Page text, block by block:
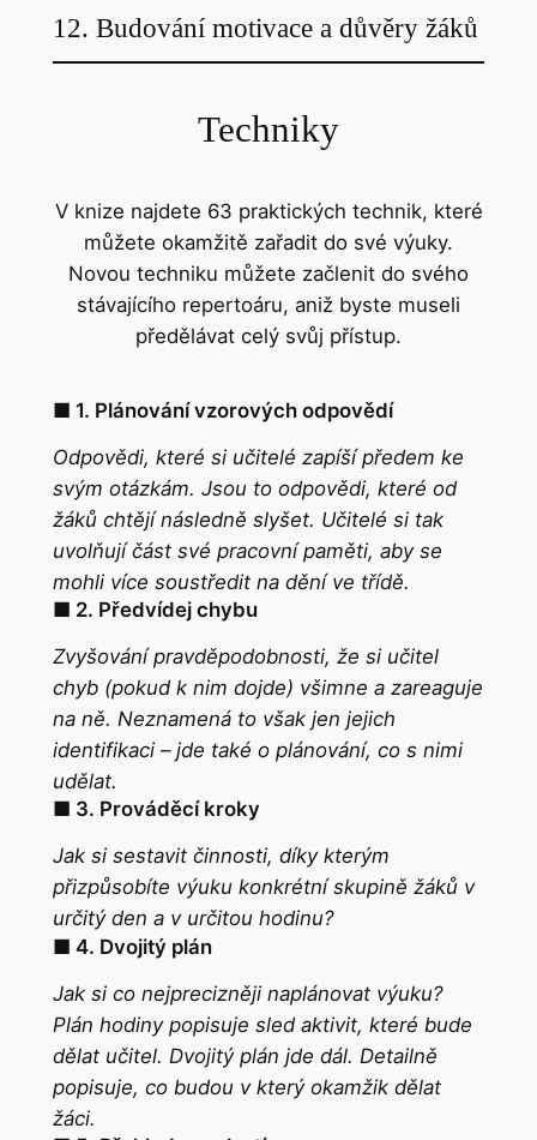
12. Budování motivace a důvěry žáků
Techniky
V knize najdete 63 praktických technik, které
můžete okamžitě zařadit do své výuky.
Novou techniku můžete začlenit do svého
stávajícího repertoáru, aniž byste museli
předělávat celý svůj přístup.
■ 1. Plánování vzorových odpovědí
Odpovědi, které si učitelé zapíší předem ke
svým otázkám. Jsou to odpovědi, které od
žáků chtějí následně slyšet. Učitelé si tak
uvolňují část své pracovní paměti, aby se
mohli více soustředit na dění ve třídě.
■ 2. Předvídej chybu
Zvyšování pravděpodobnosti, že si učitel
chyb (pokud k nim dojde) všimne a zareaguje
na ně. Neznamená to však jen jejich
identifikaci – jde také o plánování, co s nimi
udělat.
■ 3. Prováděcí kroky
Jak si sestavit činnosti, díky kterým
přizpůsobíte výuku konkrétní skupině žáků v
určitý den a v určitou hodinu?
■ 4. Dvojitý plán
Jak si co nejprecizněji naplánovat výuku?
Plán hodiny popisuje sled aktivit, které bude
dělat učitel. Dvojitý plán jde dál. Detailně
popisuje, co budou v který okamžik dělat
žáci.